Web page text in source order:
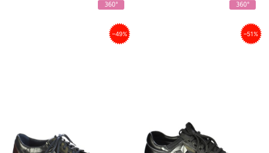
360° 360°
–49% –51%